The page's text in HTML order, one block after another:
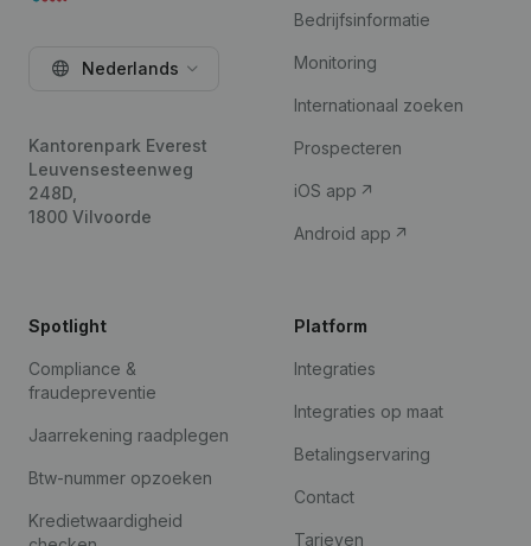
Nederlands
Kantorenpark Everest
Leuvensesteenweg
248D,
1800 Vilvoorde
Bedrijfsinformatie
Monitoring
Internationaal zoeken
Prospecteren
iOS app
Android app
Spotlight
Compliance &
fraudepreventie
Jaarrekening raadplegen
Btw-nummer opzoeken
Kredietwaardigheid
Platform
Integraties
Integraties op maat
Betalingservaring
Contact
Tarieven